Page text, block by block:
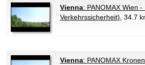
Vienna: PANOMAX Wien
Verkehrssicherheit) , 34.7
Vienna: PANOMAX